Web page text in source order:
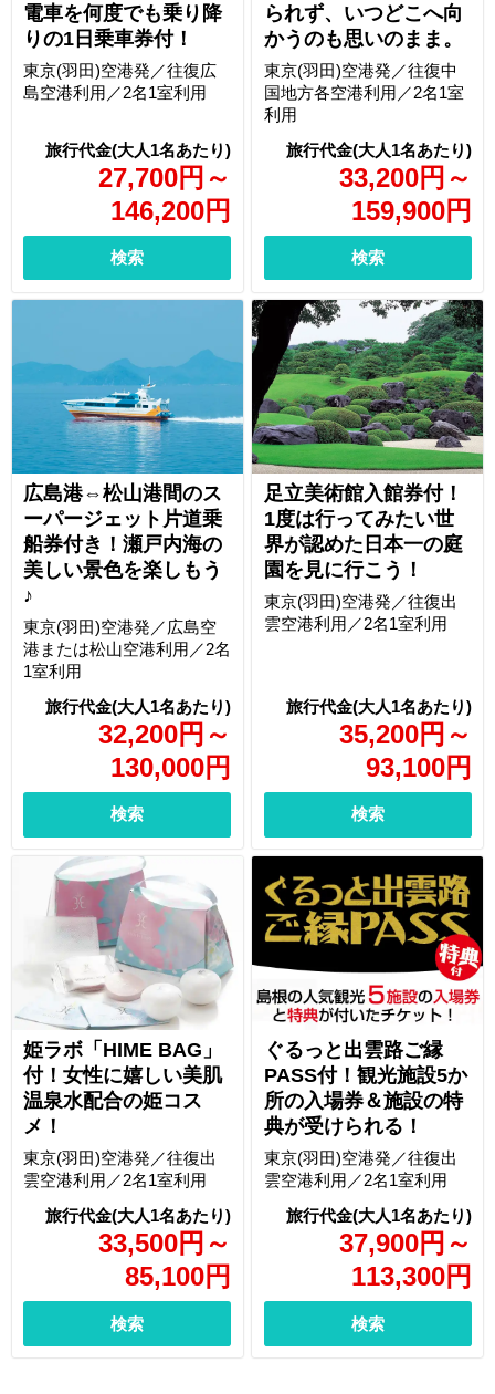
電車を何度でも乗り降
りの1日乗車券付！
27,700円 ～
146,200円
東京(羽田)空港発／往復広
島空港利用／2名1室利用
検索
られず、いつどこへ向
かうのも思いのまま。
33,200円 ～
159,900円
東京(羽田)空港発／往復中
国地方各空港利用／2名1室
利用
検索
広島港⇔松山港間のス
ーパージェット片道乗
船券付き！瀬戸内海の
美しい景色を楽しもう
♪
32,200円 ～
130,000円
東京(羽田)空港発／広島空
港または松山空港利用／2名
1室利用
検索
足立美術館入館券付！
1度は行ってみたい世
界が認めた日本一の庭
園を見に行こう！
35,200円 ～
93,100円
東京(羽田)空港発／往復出
雲空港利用／2名1室利用
検索
姫ラボ「HIME BAG」
付！女性に嬉しい美肌
温泉水配合の姫コス
メ！
33,500円 ～
85,100円
東京(羽田)空港発／往復出
雲空港利用／2名1室利用
検索
ぐるっと出雲路ご縁
PASS付！観光施設5か
所の入場券＆施設の特
典が受けられる！
37,900円 ～
113,300円
東京(羽田)空港発／往復出
雲空港利用／2名1室利用
検索